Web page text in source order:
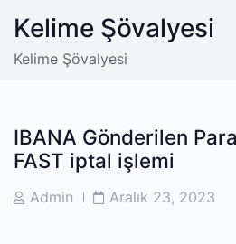
content
Kelime Şövalyesi
Kelime Şövalyesi
IBANA Gönderilen
FAST iptal işlemi
PostAdmin
PostAralık 23, 2023